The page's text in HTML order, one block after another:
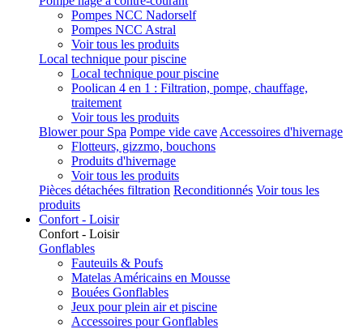
Pompes NCC Nadorself
Pompes NCC Astral
Voir tous les produits
Local technique pour piscine
Local technique pour piscine
Poolican 4 en 1 : Filtration, pompe, chauffage,
traitement
Voir tous les produits
Blower pour Spa Pompe vide cave Accessoires d'hivernage
Flotteurs, gizzmo, bouchons
Produits d'hivernage
Voir tous les produits
Pièces détachées filtration Reconditionnés Voir tous les
produits
Confort - Loisir
Confort - Loisir
Gonflables
Fauteuils & Poufs
Matelas Américains en Mousse
Bouées Gonflables
Jeux pour plein air et piscine
Accessoires pour Gonflables